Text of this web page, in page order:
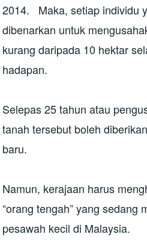
2014. Maka, setiap individu
dibenarkan untuk
kurang daripada 10 hektar
hadapan.
Selepas 25 tahun atau
tanah tersebut boleh
baru.
Namun, kerajaan harus
“orang tengah” yang sedang
pesawah kecil di Malaysia.